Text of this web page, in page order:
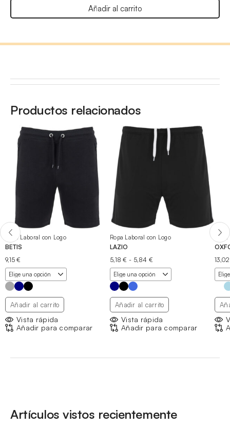
Añadir al carrito
Productos relacionados
Ropa Laboral con Logo
BETIS
9,15€
Añadir al carrito
Vista rápida
Añadir para comparar
Ropa Laboral con Logo
LAZIO
5,18€ - 5,84 €
de
precios:
desde
hasta
5,84 €
Añadir al carrito
Vista rápida
Añadir para comparar
Artículos vistos recientemente